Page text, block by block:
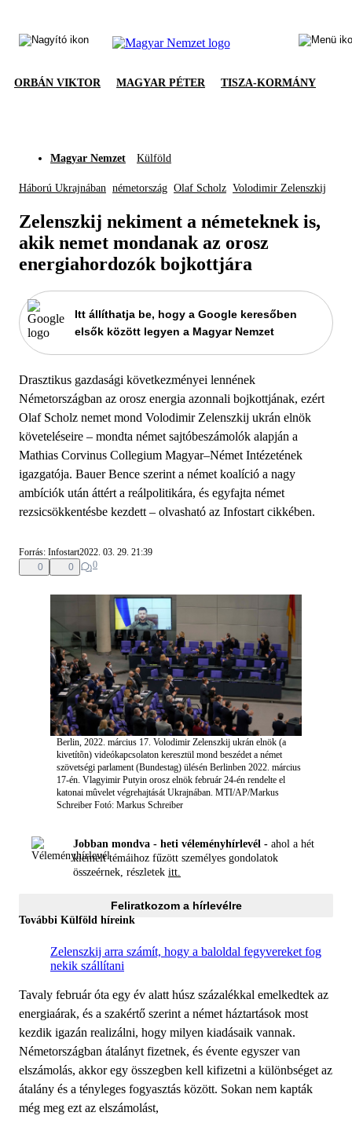
ORBÁN VIKTOR MAGYAR PÉTER TISZA-KORMÁNY
Magyar Nemzet Külföld
Háború Ukrajnában németország Olaf Scholz Volodimir Zelenszkij
Zelenszkij nekiment a németeknek is,
akik nemet mondanak az orosz
energiahordozók bojkottjára
Itt állíthatja be, hogy a Google keresőben
elsők között legyen a Magyar Nemzet
Drasztikus gazdasági következményei lennének
Németországban az orosz energia azonnali bojkottjának, ezért
Olaf Scholz nemet mond Volodimir Zelenszkij ukrán elnök
követeléseire – mondta német sajtóbeszámolók alapján a
Mathias Corvinus Collegium Magyar–Német Intézetének
igazgatója. Bauer Bence szerint a német koalíció a nagy
ambíciók után áttért a reálpolitikára, és egyfajta német
rezsicsökkentésbe kezdett – olvasható az Infostart cikkében.
Forrás: Infostart2022. 03. 29. 21:39
0
0 0
Berlin, 2022. március 17. Volodimir Zelenszkij ukrán elnök (a
kivetítõn) videókapcsolaton keresztül mond beszédet a német
szövetségi parlament (Bundestag) ülésén Berlinben 2022. március
17-én. Vlagyimir Putyin orosz elnök február 24-én rendelte el
katonai mûvelet végrehajtását Ukrajnában. MTI/AP/Markus
Schreiber Fotó: Markus Schreiber
Jobban mondva - heti véleményhírlevél - ahol a hét
kiemelt témáihoz fűzött személyes gondolatok
összeérnek, részletek itt.
Feliratkozom a hírlevélre
További Külföld híreink
Zelenszkij arra számít, hogy a baloldal fegyvereket fog
nekik szállítani
Tavaly február óta egy év alatt húsz százalékkal emelkedtek az
energiaárak, és a szakértő szerint a német háztartások most
kezdik igazán realizálni, hogy milyen kiadásaik vannak.
Németországban átalányt fizetnek, és évente egyszer van
elszámolás, akkor egy összegben kell kifizetni a különbséget az
átalány és a tényleges fogyasztás között. Sokan nem kapták
még meg ezt az elszámolást,